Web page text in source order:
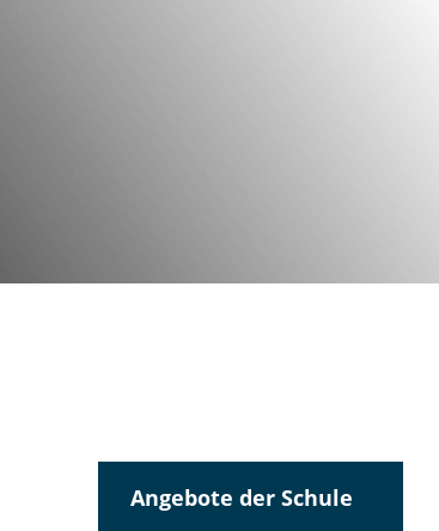
Angebote der Schule